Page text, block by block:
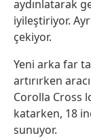
aydınlatarak
iyileştiriyor.
çekiyor.
Yeni arka far
artırırken
Corolla Cross
katarken, 18
sunuyor.